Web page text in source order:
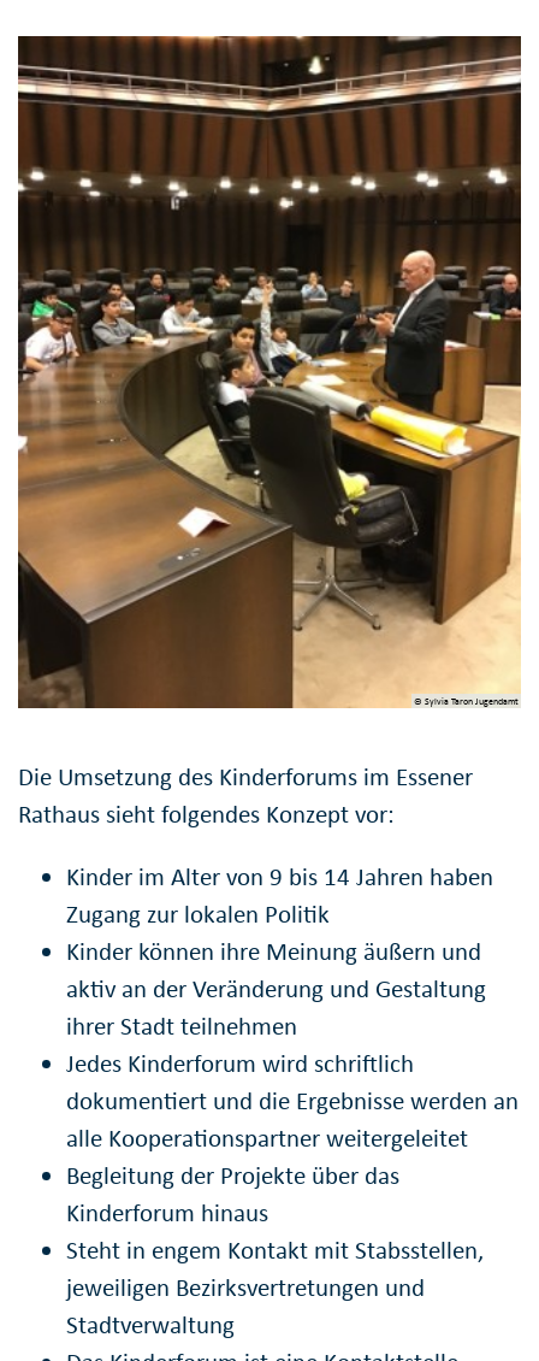
© Sylvia Taron Jugendamt
Die Umsetzung des Kinderforums im Essener
Rathaus sieht folgendes Konzept vor:
Kinder im Alter von 9 bis 14 Jahren haben
Zugang zur lokalen Politik
Kinder können ihre Meinung äußern und
aktiv an der Veränderung und Gestaltung
ihrer Stadt teilnehmen
Jedes Kinderforum wird schriftlich
dokumentiert und die Ergebnisse werden an
alle Kooperationspartner weitergeleitet
Begleitung der Projekte über das
Kinderforum hinaus
Steht in engem Kontakt mit Stabsstellen,
jeweiligen Bezirksvertretungen und
Stadtverwaltung